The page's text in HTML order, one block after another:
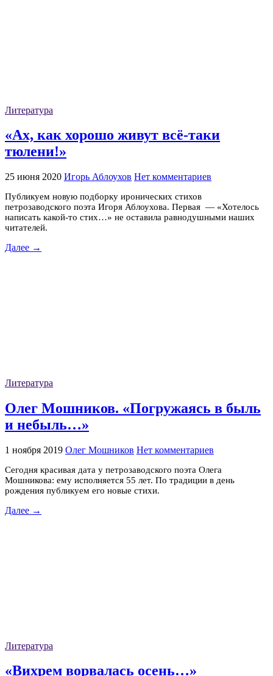
Литература
«Ах, как хорошо живут всё-таки
тюлени!»
25 июня 2020 Игорь Аблоухов Нет комментариев
Публикуем новую подборку иронических стихов
петрозаводского поэта Игоря Аблоухова. Первая — «Хотелось
написать какой-то стих…» не оставила равнодушными наших
читателей.
Далее →
Литература
Олег Мошников. «Погружаясь в быль
и небыль…»
1 ноября 2019 Олег Мошников Нет комментариев
Сегодня красивая дата у петрозаводского поэта Олега
Мошникова: ему исполняется 55 лет. По традиции в день
рождения публикуем его новые стихи.
Далее →
Литература
«Вихрем ворвалась осень…»